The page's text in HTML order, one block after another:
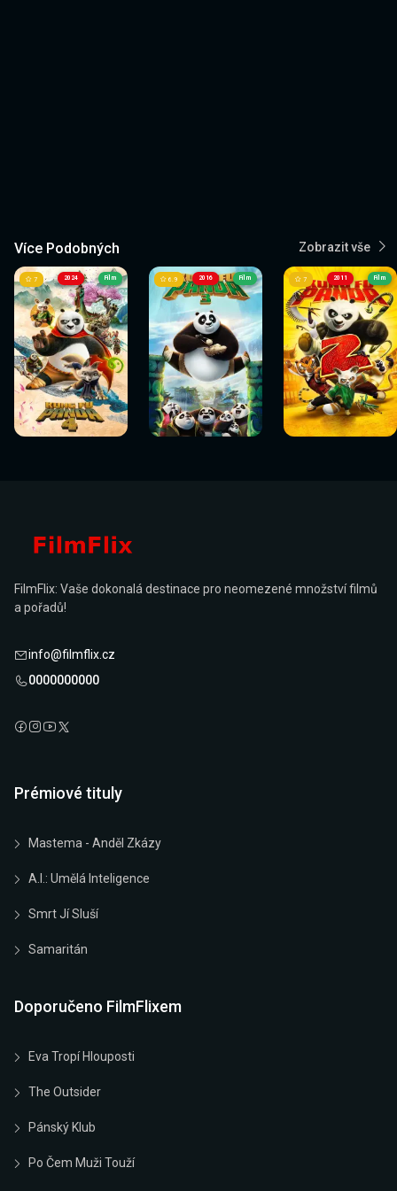
Více Podobných Zobrazit vše
2024
Sledovat
nyní
7 Film
Sledovat
nyní
2016
Sledovat
nyní
6.9 Film
Sledovat
nyní
2011
Sledovat
nyní
7 Film
Sledovat
nyní
FilmFlix: Vaše dokonalá destinace pro neomezené množství filmů
a pořadů!
info@filmflix.cz
0000000000
Prémiové tituly
Mastema - Anděl Zkázy
A.I.: Umělá Inteligence
Smrt Jí Sluší
Samaritán
Doporučeno FilmFlixem
Eva Tropí Hlouposti
The Outsider
Pánský Klub
Po Čem Muži Touží